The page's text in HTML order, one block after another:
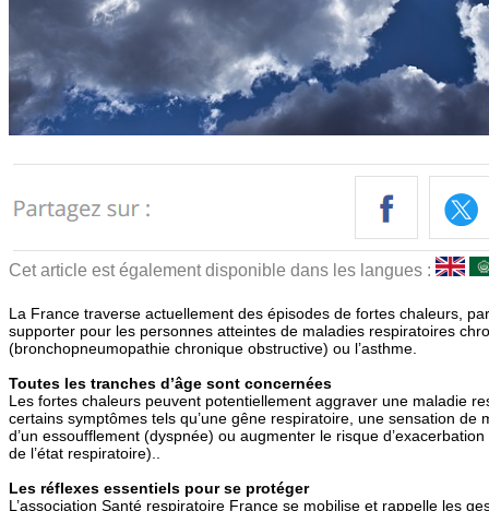
Cet article est également disponible dans les langues :
La France traverse actuellement des épisodes de fortes chaleurs,
supporter pour les personnes atteintes de maladies respiratoires
(bronchopneumopathie chronique obstructive) ou l’asthme.
Toutes les tranches d’âge sont concernées
Les fortes chaleurs peuvent potentiellement aggraver une maladie
certains symptômes tels qu’une gêne respiratoire, une sensation de
d’un essoufflement (dyspnée) ou augmenter le risque
de l’état respiratoire)..
Les réflexes essentiels pour se protéger
L’association Santé respiratoire France se mobilise et rappelle les